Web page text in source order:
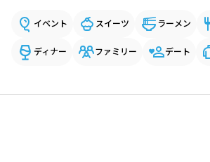
イベント スイーツ ラーメン
ディナー ファミリー デート